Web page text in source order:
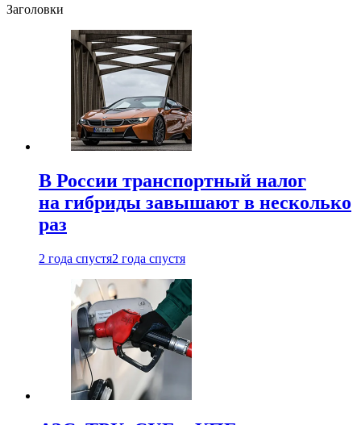
Заголовки
В России транспортный налог
на гибриды завышают в несколько
раз
2 года спустя2 года спустя